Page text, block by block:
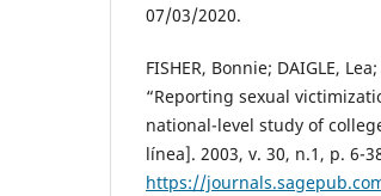
07/03/2020.
FISHER, Bonnie; DAIGLE,
“Reporting sexual
national-level study of
línea]. 2003, v. 30, n.1, p. 6-
https://